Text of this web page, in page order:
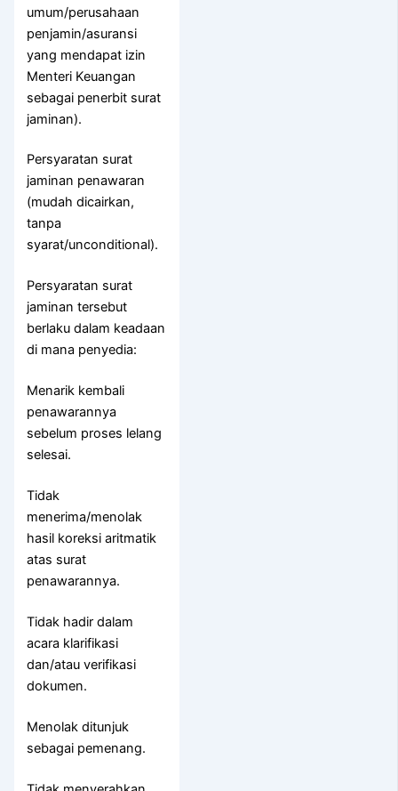
umum/perusahaan
penjamin/asuransi
yang mendapat izin
Menteri Keuangan
sebagai penerbit surat
jaminan).
Persyaratan surat
jaminan penawaran
(mudah dicairkan,
tanpa
syarat/unconditional).
Persyaratan surat
jaminan tersebut
berlaku dalam keadaan
di mana penyedia:
Menarik kembali
penawarannya
sebelum proses lelang
selesai.
Tidak
menerima/menolak
hasil koreksi aritmatik
atas surat
penawarannya.
Tidak hadir dalam
acara klarifikasi
dan/atau verifikasi
dokumen.
Menolak ditunjuk
sebagai pemenang.